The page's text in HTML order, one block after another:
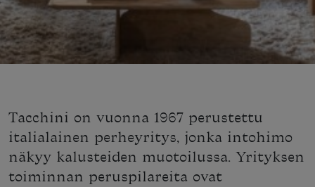
Tacchini on vuonna 1967 perustettu
italialainen perheyritys, jonka intohimo
näkyy kalusteiden muotoilussa. Yrityksen
toiminnan peruspilareita ovat